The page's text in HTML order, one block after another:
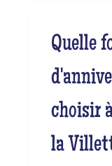
Quelle
choisir
la